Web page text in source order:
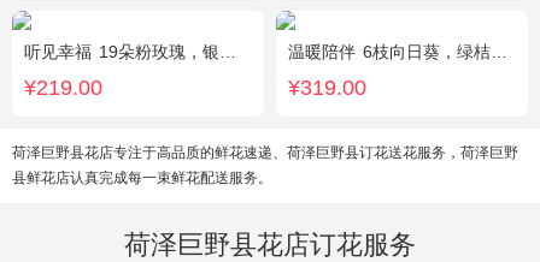
听见幸福 19朵粉玫瑰，银叶菊间插，搭配满天星
¥219.00
温暖陪伴 6枝向日葵，绿桔梗丰满，栀子叶搭配
¥319.00
荷泽巨野县花店专注于高品质的鲜花速递、荷泽巨野县订花送花服务，荷泽巨野
县鲜花店认真完成每一束鲜花配送服务。
荷泽巨野县花店订花服务